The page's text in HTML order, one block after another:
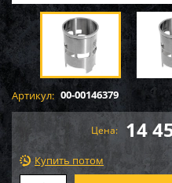
Артикул: 00-00146379
Цена: 14
Купить потом